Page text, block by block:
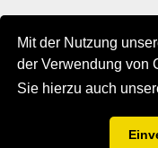
Mit der Nutzung
der Verwendung von
Sie hierzu auch
© 2019 - 2021 -
AGB/